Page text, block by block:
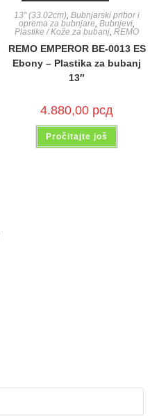
13'' (33.02cm),Bubnjarski pribor i
oprema za bubnjare,Bubnjevi,
Plastike / Kože za bubanj,REMO
REMO EMPEROR BE-0013 ES
Ebony – Plastika za bubanj
13″
4.880,00 рсд
Pročitajte još